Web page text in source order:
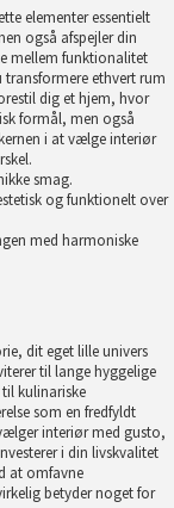
elementer essentielt
også afspejler din
mellem funktionalitet
ethvert rum
dig et hjem, hvor
formål, men også
i at vælge interiør
smag.
og funktionelt over
med harmoniske
dit eget lille univers
til lange hyggelige
kulinariske
som en fredfyldt
interiør med gusto,
i din livskvalitet
at omfavne
betyder noget for